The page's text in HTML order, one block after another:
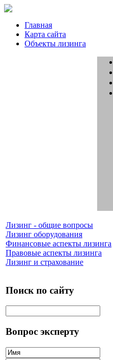
Главная
Карта сайта
Объекты лизинга
Лизинг - общие вопросы
Лизинг оборудования
Финансовые аспекты лизинга
Правовые аспекты лизинга
Лизинг и страхование
Поиск по сайту
Вопрос эксперту